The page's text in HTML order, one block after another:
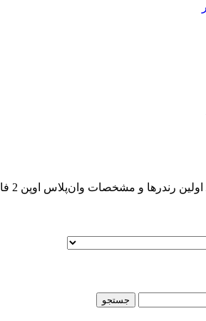
رندرها و مشخصات وان‌پلاس اوپن 2 فاش شد